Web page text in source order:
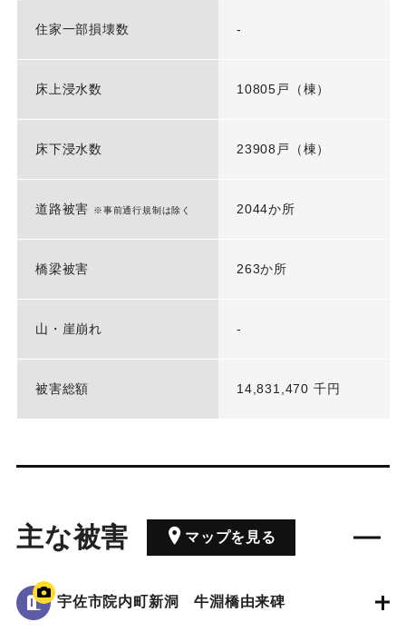
住家一部損壊数 -
床上浸水数 10805戸（棟）
床下浸水数 23908戸（棟）
道路被害 ※事前通行規制は除く 2044か所
橋梁被害 263か所
山・崖崩れ -
被害総額 14,831,470 千円
主な被害 マップを見る
宇佐市院内町新洞 牛淵橋由来碑